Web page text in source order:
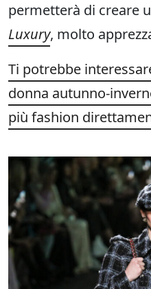
permetterà di creare
Luxury, molto
Ti potrebbe
donna autunno-
più fashion